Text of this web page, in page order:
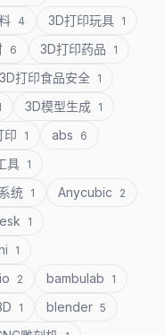
4 3D打印玩具 1
6 3D打印药品 1
3D打印食品安全 1
3D模型生成 1
印 1 abs 6
具 1
统 1 Anycubic 2
1
1
2 bambulab 1
1 blender 5